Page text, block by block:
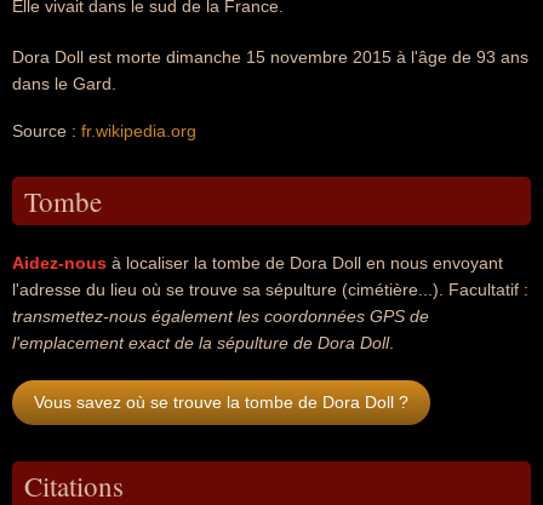
Elle vivait dans le sud de la France.
Dora Doll est morte dimanche 15 novembre 2015 à l'âge de 93 ans
dans le Gard.
Source : fr.wikipedia.org
Tombe
Aidez-nous à localiser la tombe de Dora Doll en nous envoyant
l'adresse du lieu où se trouve sa sépulture (cimétière...). Facultatif :
transmettez-nous également les coordonnées GPS de
l'emplacement exact de la sépulture de Dora Doll.
Vous savez où se trouve la tombe de Dora Doll ?
Citations